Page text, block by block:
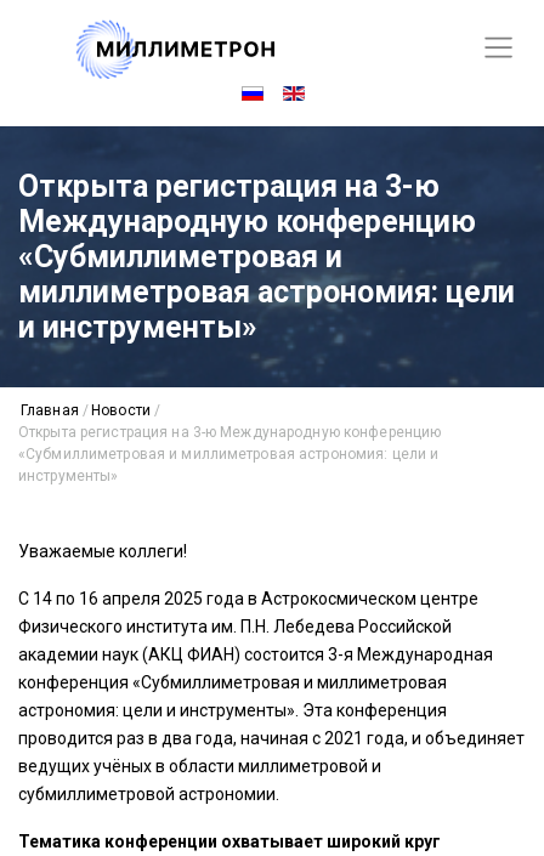
Открыта регистрация на 3-ю
Международную конференцию
«Субмиллиметровая и
миллиметровая астрономия: цели
и инструменты»
Главная / Новости /
Открыта регистрация на 3-ю Международную конференцию
«Субмиллиметровая и миллиметровая астрономия: цели и
инструменты»
Уважаемые коллеги!
С 14 по 16 апреля 2025 года в Астрокосмическом центре
Физического института им. П.Н. Лебедева Российской
академии наук (АКЦ ФИАН) состоится 3-я Международная
конференция «Субмиллиметровая и миллиметровая
астрономия: цели и инструменты». Эта конференция
проводится раз в два года, начиная с 2021 года, и объединяет
ведущих учёных в области миллиметровой и
субмиллиметровой астрономии.
Тематика конференции охватывает широкий круг